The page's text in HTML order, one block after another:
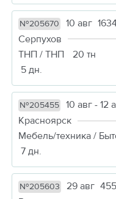
№205670 10 авг
Серпухов
ТНП / ТНП
20 тн
5 дн.
№205455 10 авг - 12
Красноярск
Мебель/техника /
7 дн.
№205603 29 авг